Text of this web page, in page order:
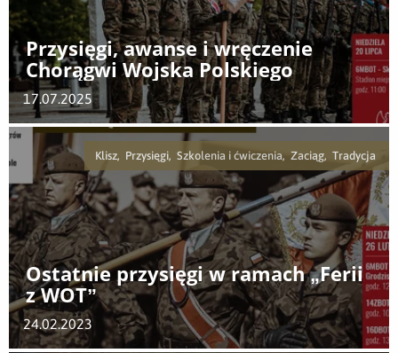
Przysięgi, awanse i wręczenie
Chorągwi Wojska Polskiego
17.07.2025
Klisz, Przysięgi, Szkolenia i ćwiczenia, Zaciąg, Tradycja
Ostatnie przysięgi w ramach „Ferii
z WOT”
24.02.2023